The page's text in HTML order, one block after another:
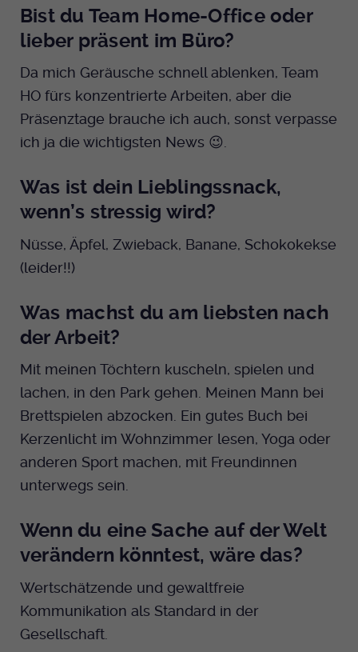
Bist du Team Home-Office oder
lieber präsent im Büro?
Da mich Geräusche schnell ablenken, Team
HO fürs konzentrierte Arbeiten, aber die
Präsenztage brauche ich auch, sonst verpasse
ich ja die wichtigsten News 😉.
Was ist dein Lieblingssnack,
wenn’s stressig wird?
Nüsse, Äpfel, Zwieback, Banane, Schokokekse
(leider!!)
Was machst du am liebsten nach
der Arbeit?
Mit meinen Töchtern kuscheln, spielen und
lachen, in den Park gehen. Meinen Mann bei
Brettspielen abzocken. Ein gutes Buch bei
Kerzenlicht im Wohnzimmer lesen, Yoga oder
anderen Sport machen, mit Freundinnen
unterwegs sein.
Wenn du eine Sache auf der Welt
verändern könntest, wäre das?
Wertschätzende und gewaltfreie
Kommunikation als Standard in der
Gesellschaft.
Name cookie_optin-[n]
Anbieter EKHN
Laufzeit
dieser Cookie am Ende der Sitzung
gelöscht. Ansonsten 1 Monat.
Zweck
Dient zur Speicherung der Cookie Opt-In
Einstellungen. Eine optionale Nummer
nach dem Namen gibt lediglich eine